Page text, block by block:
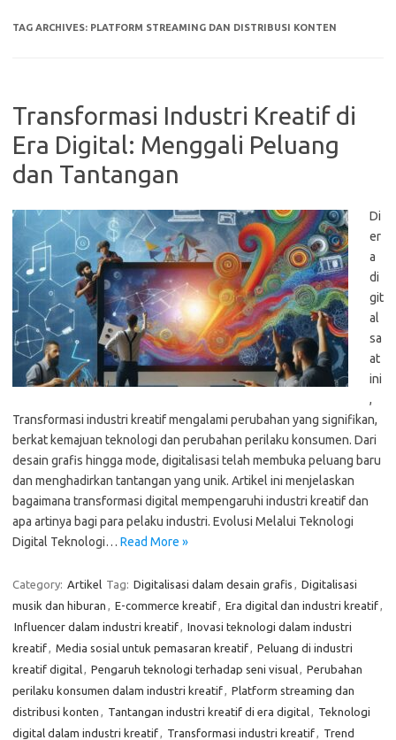
TAG ARCHIVES: PLATFORM STREAMING DAN DISTRIBUSI KONTEN
Transformasi Industri Kreatif di
Era Digital: Menggali Peluang
dan Tantangan
Di
er
a
di
git
al
sa
at
ini
,
Transformasi industri kreatif mengalami perubahan yang signifikan,
berkat kemajuan teknologi dan perubahan perilaku konsumen. Dari
desain grafis hingga mode, digitalisasi telah membuka peluang baru
dan menghadirkan tantangan yang unik. Artikel ini menjelaskan
bagaimana transformasi digital mempengaruhi industri kreatif dan
apa artinya bagi para pelaku industri. Evolusi Melalui Teknologi
Digital Teknologi… Read More »
Category: Artikel Tag: Digitalisasi dalam desain grafis , Digitalisasi
musik dan hiburan , E-commerce kreatif, Era digital dan industri kreatif,
Influencer dalam industri kreatif, Inovasi teknologi dalam industri
kreatif, Media sosial untuk pemasaran kreatif, Peluang di industri
kreatif digital, Pengaruh teknologi terhadap seni visual, Perubahan
perilaku konsumen dalam industri kreatif, Platform streaming dan
distribusi konten , Tantangan industri kreatif di era digital, Teknologi
digital dalam industri kreatif, Transformasi industri kreatif, Trend